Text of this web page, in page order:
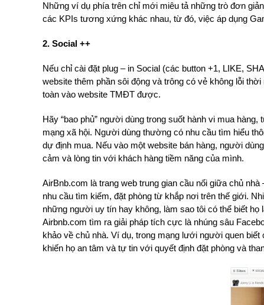
Những ví dụ phía trên chỉ mới miêu tả những trò đơn
các KPIs tương xứng khác nhau, từ đó, việc áp dụng
2. Social ++
Nếu chỉ cài đặt plug – in Social (các button +1, LIKE,
website thêm phần sôi động và trông có vẻ không lỗi
toàn vào website TMĐT được.
Hãy “bao phủ” người dùng trong suốt hành vi mua
mạng xã hội. Người dùng thường có nhu cầu tìm hiểu
dự định mua. Nếu vào một website bán hàng, người
cảm và lòng tin với khách hàng tiềm năng của mình.
AirBnb.com là trang web trung gian cầu nối giữa chủ
nhu cầu tìm kiếm, đặt phòng từ khắp nơi trên thế giới.
những người uy tín hay không, làm sao tôi có thể biết
Airbnb.com tìm ra giải pháp tích cực là nhúng sâu
khảo về chủ nhà. Ví dụ, trong mạng lưới người quen
khiến họ an tâm và tự tin với quyết định đặt phòng và